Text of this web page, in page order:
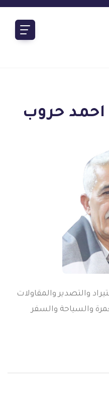
حروب
والتصدير والمقاولات
والسياحة والسفر